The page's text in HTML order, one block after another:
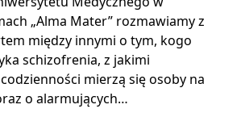
„Alma Mater” rozmawiamy z
między innymi o tym, kogo
schizofrenia, z jakimi
mierzą się osoby na
o alarmujących…